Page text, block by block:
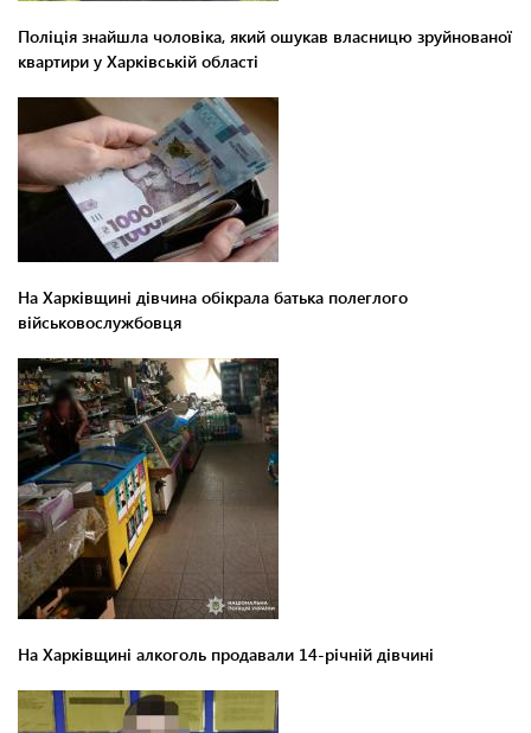
Поліція знайшла чоловіка, який ошукав власницю зруйнованої
квартири у Харківській області
На Харківщині дівчина обікрала батька полеглого
військовослужбовця
На Харківщині алкоголь продавали 14-річній дівчині